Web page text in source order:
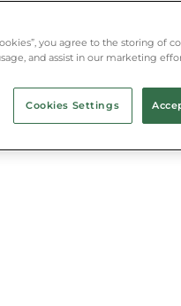
you agree to the storing of
and assist in our marketing
Cookies Settings